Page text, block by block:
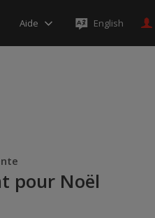
Aide English
pour Noël